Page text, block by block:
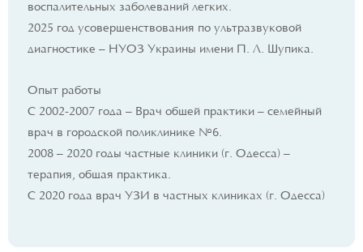
воспалительных заболеваний легких.
2025 год усовершенствования по ультразвуковой
диагностике – НУОЗ Украины имени П. Л. Шупика.
Опыт работы
С 2002-2007 года – Врач общей практики – семейный
врач в городской поликлинике №6.
2008 – 2020 годы частные клиники (г. Одесса) –
терапия, общая практика.
С 2020 года врач УЗИ в частных клиниках (г. Одесса)